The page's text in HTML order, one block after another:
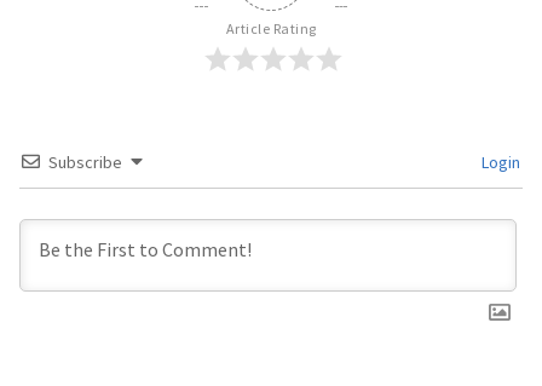
Article Rating
Subscribe Login